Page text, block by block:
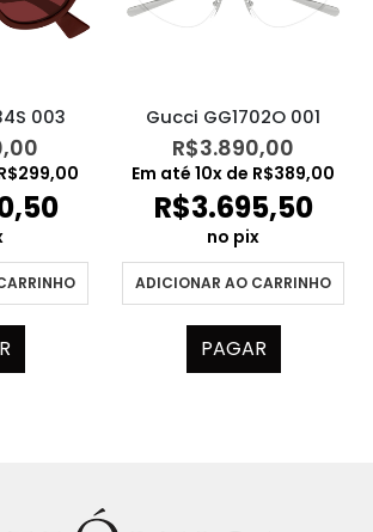
003
299,00
Gucci GG1702O 001
R$3.890,00
Em até 10x de R$389,00
R$3.695,50
no pix
ADICIONAR AO CARRINHO
PAGAR